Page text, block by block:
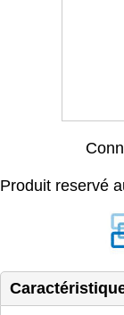
Produit reservé